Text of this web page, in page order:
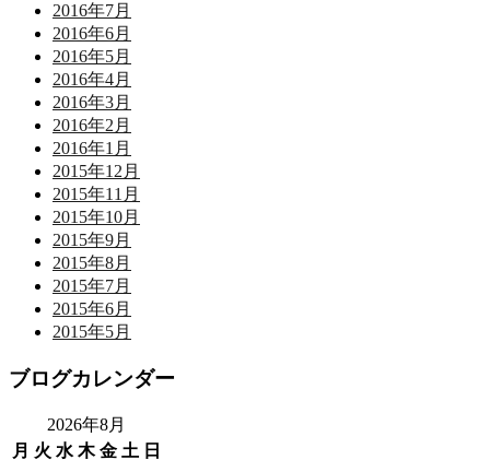
2016年7月
2016年6月
2016年5月
2016年4月
2016年3月
2016年2月
2016年1月
2015年12月
2015年11月
2015年10月
2015年9月
2015年8月
2015年7月
2015年6月
2015年5月
ブログカレンダー
2026年8月
月 火 水 木 金 土 日